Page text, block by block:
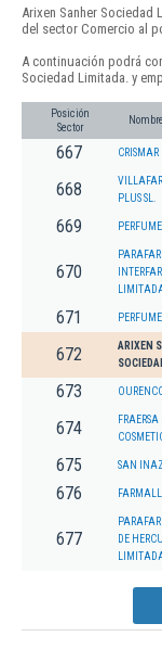
Arixen Sanher Sociedad
del sector Comercio al
A continuación podrá
Sociedad Limitada. y
Posición
Sector
667 CRISMAR
668
PLUS SL.
669
670
671
672
ARIXEN
673
674
675 SAN
676
677
DE